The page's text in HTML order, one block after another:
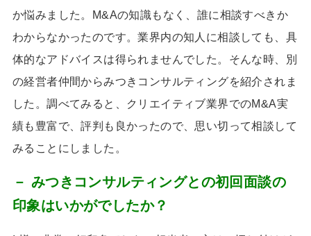
か悩みました。
M&Aの知識もなく、誰に相談すべきか
わからなかったのです。業界内の知人に相談しても、具
体的なアドバイスは得られませんでした。そんな時、別
の経営者仲間からみつきコンサルティングを紹介されま
した。調べてみると、クリエイティブ業界でのM&A実
績も豊富で、評判も良かったので、思い切って相談して
みることにしました。
－ みつきコンサルティングとの初回面談の
印象はいかがでしたか？